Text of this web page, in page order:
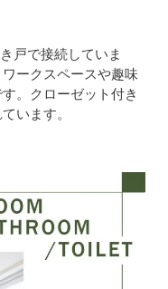
戸で接続していま
ークスペースや趣味
。クローゼット付き
います。